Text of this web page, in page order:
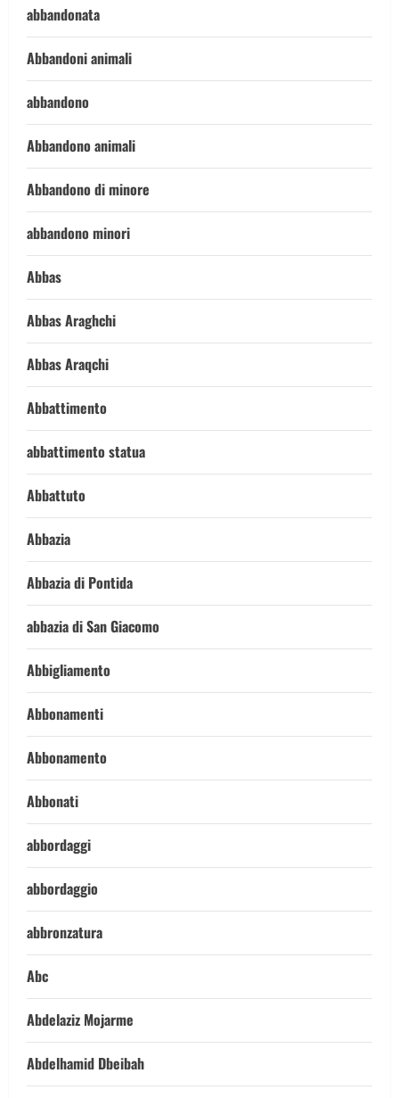
abbandonata
Abbandoni animali
abbandono
Abbandono animali
Abbandono di minore
abbandono minori
Abbas
Abbas Araghchi
Abbas Araqchi
Abbattimento
abbattimento statua
Abbattuto
Abbazia
Abbazia di Pontida
abbazia di San Giacomo
Abbigliamento
Abbonamenti
Abbonamento
Abbonati
abbordaggi
abbordaggio
abbronzatura
Abc
Abdelaziz Mojarme
Abdelhamid Dbeibah